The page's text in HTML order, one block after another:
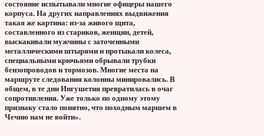
состояние испытывали многие офицеры нашего
корпуса. На других направлениях выдвижения
такая же картина: из-за живого щита,
составленного из стариков, женщин, детей,
выскакивали мужчины с заточенными
металлическими штырями и протыкали колеса,
специальными крючьями обрывали трубки
бензопроводов и тормозов. Многие места на
маршруте следования колонны минировались. В
общем, в те дни Ингушетия превратилась в очаг
сопротивления. Уже только по одному этому
признаку стало понятно, что походным маршем в
Чечню нам не войти».